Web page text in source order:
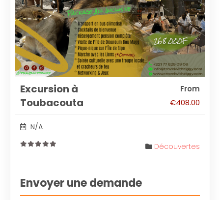
Excursion à
Toubacouta
From
€408.00
N/A
Découvertes
Envoyer une demande